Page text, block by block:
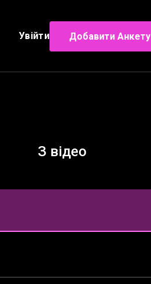
Увійти Добавити Анкету
З відео